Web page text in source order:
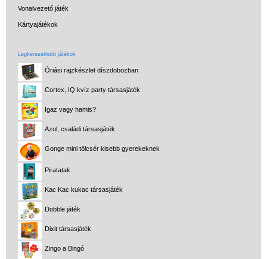
Vonalvezető játék
Kártyajátékok
Legkeresettebb játékok
Óriási rajzkészlet díszdobozban
Cortex, IQ kvíz party társasjáték
Igaz vagy hamis?
Azul, családi társasjáték
Gonge mini tölcsér kisebb gyerekeknek
Piratatak
Kac Kac kukac társasjáték
Dobble játék
Dixit társasjáték
Zingo a Bingó